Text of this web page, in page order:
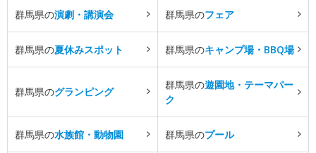
群馬県の演劇・講演会 群馬県のフェア
群馬県の夏休みスポット 群馬県のキャンプ場・BBQ場
群馬県のグランピング
群馬県の遊園地・テーマパー
ク
群馬県の水族館・動物園 群馬県のプール